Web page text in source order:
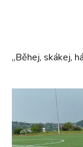
„Běhej, skákej,